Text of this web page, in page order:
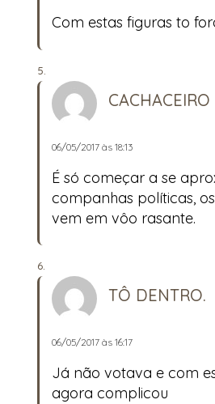
Com estas figuras to
CACHACEIRO
06/05/2017 às 18:13
É só começar a se
companhas políticas,
vem em vôo rasante.
TÔ DENTRO.
06/05/2017 às 16:17
Já não votava e com
agora complicou